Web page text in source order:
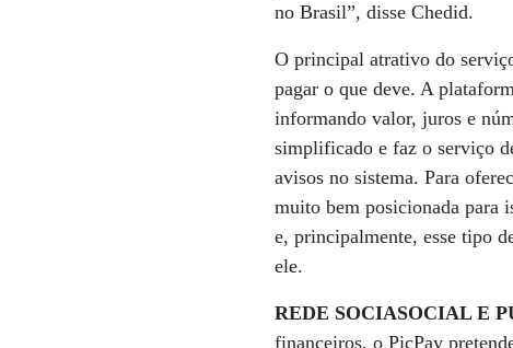
no Brasil”, disse Chedid.
O principal atrativo do
pagar o que deve. A
informando valor, juros e
simplificado e faz o serviço
avisos no sistema. Para
muito bem posicionada para
e, principalmente, esse tipo
ele.
REDE SOCIASOCIAL E
financeiros, o PicPay